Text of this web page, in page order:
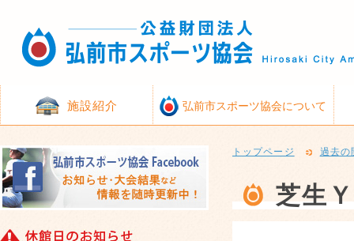
施設紹介 弘前市スポーツ協会について
トップページ 過去の
芝生